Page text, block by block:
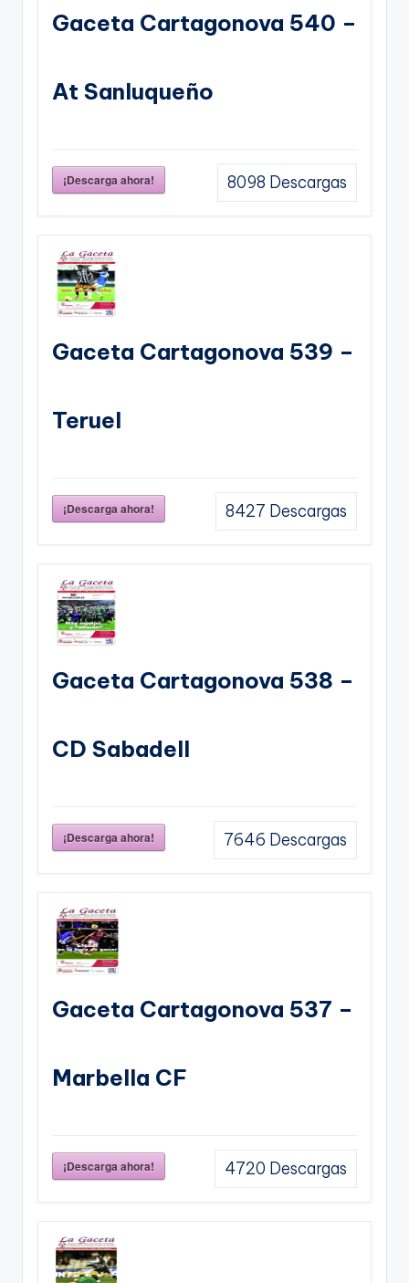
Gaceta Cartagonova 540 –
At Sanluqueño
¡Descarga ahora! 8098 Descargas
Gaceta Cartagonova 539 –
Teruel
¡Descarga ahora! 8427 Descargas
Gaceta Cartagonova 538 –
CD Sabadell
¡Descarga ahora! 7646 Descargas
Gaceta Cartagonova 537 –
Marbella CF
¡Descarga ahora! 4720 Descargas